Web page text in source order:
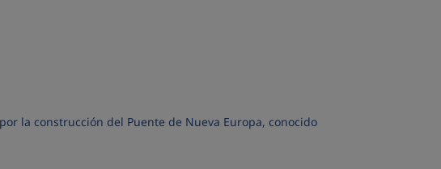
la construcción del Puente de Nueva Europa, conocido